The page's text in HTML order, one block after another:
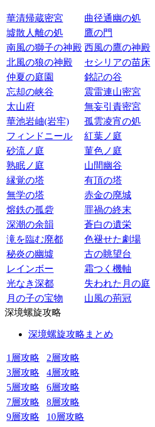
華清帰蔵密宮
曲径通幽の処
墟散人離の処
鷹の門
南風の獅子の神殿 西風の鷹の神殿
北風の狼の神殿
セシリアの苗床
仲夏の庭園
銘記の谷
忘却の峡谷
震雷連山密宮
太山府
無妄引責密宮
華池岩岫(岩牢)
孤雲凌宵の処
フィンドニール
紅葉ノ庭
砂流ノ庭
菫色ノ庭
熟眠ノ庭
山間幽谷
縁覚の塔
有頂の塔
無学の塔
赤金の廃城
熔鉄の孤砦
罪禍の終末
深潮の余韻
蒼白の遺栄
滝を臨む廃都
色褪せた劇場
秘炎の幽墟
古の眺望台
レインボー
霜つく機軸
光なき深都
失われた月の庭
月の子の宝物
山風の荊冠
深境螺旋攻略
深境螺旋攻略まとめ
1層攻略
2層攻略
3層攻略
4層攻略
5層攻略
6層攻略
7層攻略
8層攻略
9層攻略
10層攻略